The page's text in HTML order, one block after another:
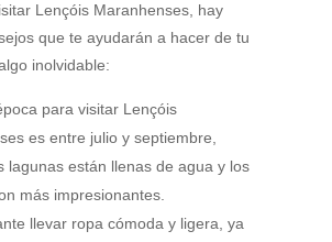
Lençóis Maranhenses, hay
que te ayudarán a hacer de tu
inolvidable:
para visitar Lençóis
es entre julio y septiembre,
lagunas están llenas de agua y los
más impresionantes.
llevar ropa cómoda y ligera, ya